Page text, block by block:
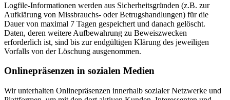
Logfile-Informationen werden aus Sicherheitsgründen (z.B. zur
Aufklärung von Missbrauchs- oder Betrugshandlungen) für die
Dauer von maximal 7 Tagen gespeichert und danach gelöscht.
Daten, deren weitere Aufbewahrung zu Beweiszwecken
erforderlich ist, sind bis zur endgültigen Klärung des jeweiligen
Vorfalls von der Löschung ausgenommen.
Onlinepräsenzen in sozialen Medien
Wir unterhalten Onlinepräsenzen innerhalb sozialer Netzwerke und